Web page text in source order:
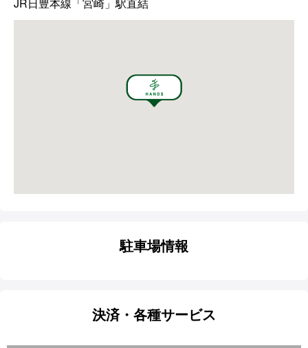
JR日豊本線「宮崎」駅直結
駐車場情報
決済・各種サービス